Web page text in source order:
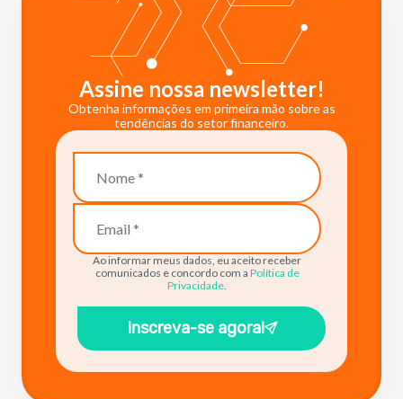
Assine nossa newsletter!
Obtenha informações em primeira mão sobre as
tendências do setor financeiro.
Ao informar meus dados, eu aceito receber
comunicados e concordo com a Política de
Privacidade.
Inscreva-se agora!